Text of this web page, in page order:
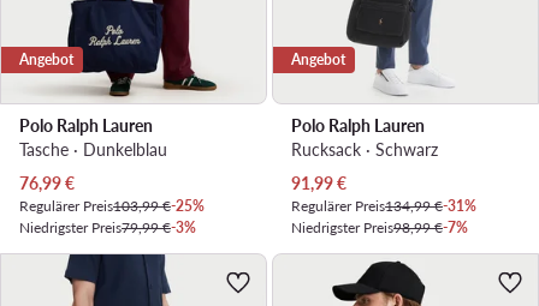
Angebot
Polo Ralph Lauren
Tasche · Dunkelblau
Aktueller Preis
76,99€
Regulärer Preis103,99 €-25%
Niedrigster Preis79,99 €-3%
Angebot
Polo Ralph Lauren
Rucksack · Schwarz
Aktueller Preis
91,99€
Regulärer Preis134,99 €-31%
Niedrigster Preis98,99 €-7%